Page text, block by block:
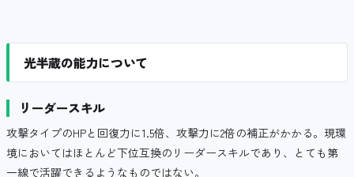
光半蔵の能力について
リーダースキル
攻撃タイプのHPと回復力に1.5倍、攻撃力に2倍の補正がかかる。現環
境においてはほとんど下位互換のリーダースキルであり、とても第
一線で活躍できるようなものではない。